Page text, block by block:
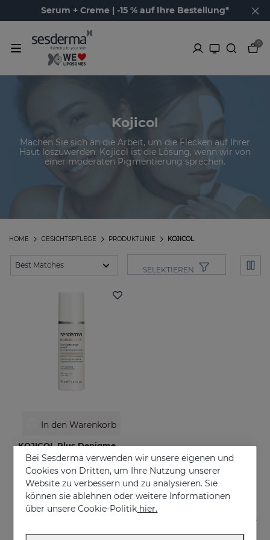
Serum + Creme | -15 % auf Ihre Bestellung*
0
Kojicol
Machen Sie sich an die Arbeit, um die Flecken auf Ihrer
Haut loszuwerden. Kojicol ist die Lösung, wenn wir von
einer moderaten Pigmentierung sprechen.
KOJICOL
PRODUKTLINIE
GESICHTSPFLEGE
HOME
SELEKTIEREN
In den Warenkorb
KOJICOL Plus Depigmentierungsgel
Intensive, lokalisierte Flecken
€ 54,95
Bei Sesderma verwenden wir unsere eigenen und
Cookies von Dritten, um Ihre Nutzung unserer
Website zu verbessern und zu analysieren. Sie
können sie ablehnen oder weitere Informationen
über unsere Cookie-Politik hier.